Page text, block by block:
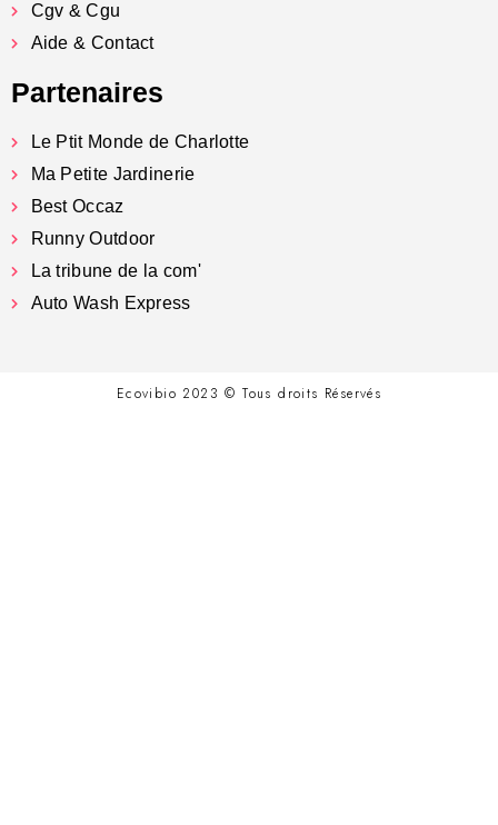
Cgv & Cgu
Aide & Contact
Partenaires
Le Ptit Monde de Charlotte
Ma Petite Jardinerie
Best Occaz
Runny Outdoor
La tribune de la com'
Auto Wash Express
Ecovibio 2023 © Tous droits Réservés